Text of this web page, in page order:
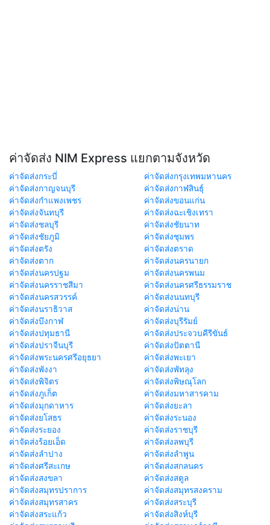
ค่าจัดส่ง NIM Express แยกตามจังหวัด
ค่าจัดส่งกระบี่
ค่าจัดส่งกรุงเทพมหานคร
ค่าจัดส่งกาญจนบุรี
ค่าจัดส่งกาฬสินธุ์
ค่าจัดส่งกำแพงเพชร
ค่าจัดส่งขอนแก่น
ค่าจัดส่งจันทบุรี
ค่าจัดส่งฉะเชิงเทรา
ค่าจัดส่งชลบุรี
ค่าจัดส่งชัยนาท
ค่าจัดส่งชัยภูมิ
ค่าจัดส่งชุมพร
ค่าจัดส่งตรัง
ค่าจัดส่งตราด
ค่าจัดส่งตาก
ค่าจัดส่งนครนายก
ค่าจัดส่งนครปฐม
ค่าจัดส่งนครพนม
ค่าจัดส่งนครราชสีมา
ค่าจัดส่งนครศรีธรรมราช
ค่าจัดส่งนครสวรรค์
ค่าจัดส่งนนทบุรี
ค่าจัดส่งนราธิวาส
ค่าจัดส่งน่าน
ค่าจัดส่งบึงกาฬ
ค่าจัดส่งบุรีรัมย์
ค่าจัดส่งปทุมธานี
ค่าจัดส่งประจวบคีรีขันธ์
ค่าจัดส่งปราจีนบุรี
ค่าจัดส่งปัตตานี
ค่าจัดส่งพระนครศรีอยุธยา
ค่าจัดส่งพะเยา
ค่าจัดส่งพังงา
ค่าจัดส่งพัทลุง
ค่าจัดส่งพิจิตร
ค่าจัดส่งพิษณุโลก
ค่าจัดส่งภูเก็ต
ค่าจัดส่งมหาสารคาม
ค่าจัดส่งมุกดาหาร
ค่าจัดส่งยะลา
ค่าจัดส่งยโสธร
ค่าจัดส่งระนอง
ค่าจัดส่งระยอง
ค่าจัดส่งราชบุรี
ค่าจัดส่งร้อยเอ็ด
ค่าจัดส่งลพบุรี
ค่าจัดส่งลำปาง
ค่าจัดส่งลำพูน
ค่าจัดส่งศรีสะเกษ
ค่าจัดส่งสกลนคร
ค่าจัดส่งสงขลา
ค่าจัดส่งสตูล
ค่าจัดส่งสมุทรปราการ
ค่าจัดส่งสมุทรสงคราม
ค่าจัดส่งสมุทรสาคร
ค่าจัดส่งสระบุรี
ค่าจัดส่งสระแก้ว
ค่าจัดส่งสิงห์บุรี